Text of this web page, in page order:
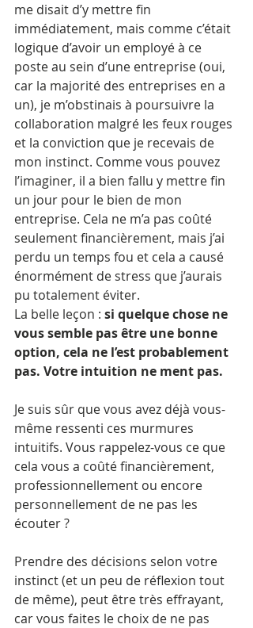
me disait d’y mettre fin
immédiatement, mais comme c’était
logique d’avoir un employé à ce
poste au sein d’une entreprise (oui,
car la majorité des entreprises en a
un), je m’obstinais à poursuivre la
collaboration malgré les feux rouges
et la conviction que je recevais de
mon instinct. Comme vous pouvez
l’imaginer, il a bien fallu y mettre fin
un jour pour le bien de mon
entreprise. Cela ne m’a pas coûté
seulement financièrement, mais j’ai
perdu un temps fou et cela a causé
énormément de stress que j’aurais
pu totalement éviter.
La belle leçon : si quelque chose ne
vous semble pas être une bonne
option, cela ne l’est probablement
pas. Votre intuition ne ment pas.
Je suis sûr que vous avez déjà vous-
même ressenti ces murmures
intuitifs. Vous rappelez-vous ce que
cela vous a coûté financièrement,
professionnellement ou encore
personnellement de ne pas les
écouter ?
Prendre des décisions selon votre
instinct (et un peu de réflexion tout
de même), peut être très effrayant,
car vous faites le choix de ne pas